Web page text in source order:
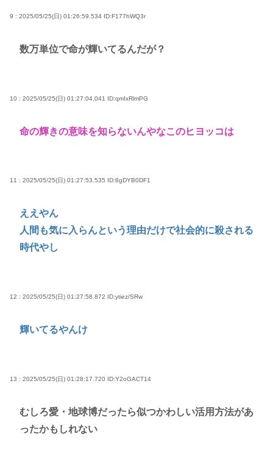
9 : 2025/05/25(日) 01:26:59.534 ID:F177hWQ3r
数万単位で命が輝いてるんだが？
10 : 2025/05/25(日) 01:27:04.041 ID:qmIxRlmPG
命の輝きの意味を知らないんやなこのヒヨッコは
11 : 2025/05/25(日) 01:27:53.535 ID:8gDYB0DF1
ええやん
人間も気に入らんという理由だけで社会的に殺される
時代やし
12 : 2025/05/25(日) 01:27:58.872 ID:ytiez/SRw
輝いてるやんけ
13 : 2025/05/25(日) 01:28:17.720 ID:Y2oGACT14
むしろ愛・地球博だったら似つかわしい活用方法があ
ったかもしれない